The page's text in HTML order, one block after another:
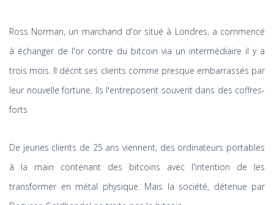
Ross Norman, un marchand d'or situé à Londres, a commencé
à échanger de l'or contre du bitcoin via un intermédiaire il y a
trois mois. Il décrit ses clients comme presque embarrassés par
leur nouvelle fortune. Ils l'entreposent souvent dans des coffres-
forts
De jeunes clients de 25 ans viennent, des ordinateurs portables
à la main contenant des bitcoins avec l'intention de les
transformer en métal physique. Mais la société, détenue par